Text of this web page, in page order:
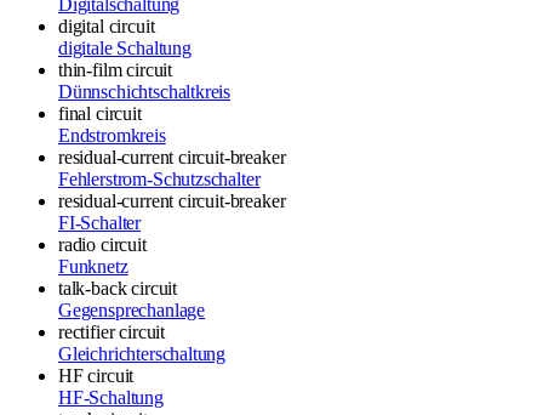
digital circuit
digitale Schaltung
thin-film circuit
Dünnschichtschaltkreis
final circuit
Endstromkreis
residual-current circuit-breaker
Fehlerstrom-Schutzschalter
residual-current circuit-breaker
FI-Schalter
radio circuit
Funknetz
talk-back circuit
Gegensprechanlage
rectifier circuit
Gleichrichterschaltung
HF circuit
HF-Schaltung